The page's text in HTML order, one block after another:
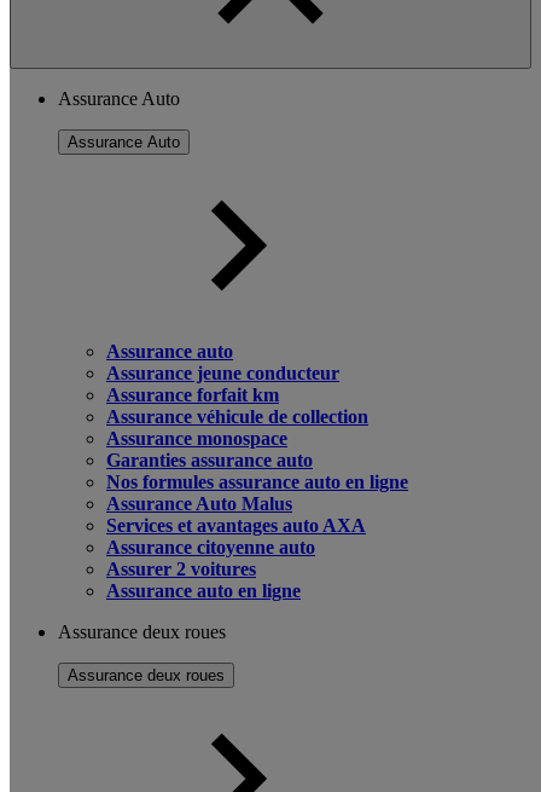
Assurance Auto
Assurance Auto
Assurance auto
Assurance jeune conducteur
Assurance forfait km
Assurance véhicule de collection
Assurance monospace
Garanties assurance auto
Nos formules assurance auto en ligne
Assurance Auto Malus
Services et avantages auto AXA
Assurance citoyenne auto
Assurer 2 voitures
Assurance auto en ligne
Assurance deux roues
Assurance deux roues